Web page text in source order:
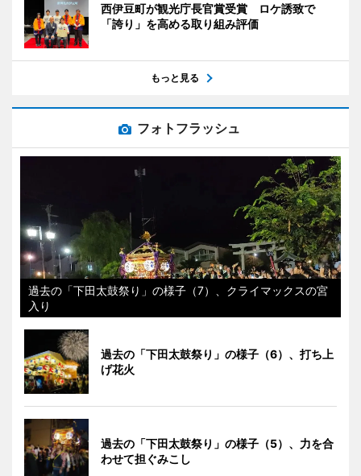
西伊豆町が観光庁長官賞受賞 ロケ誘致で
「誇り」を高める取り組み評価
もっと見る
フォトフラッシュ
過去の「下田太鼓祭り」の様子（7）、クライマックスの宮
入り
過去の「下田太鼓祭り」の様子（6）、打ち上
げ花火
過去の「下田太鼓祭り」の様子（5）、力を合
わせて担ぐみこし